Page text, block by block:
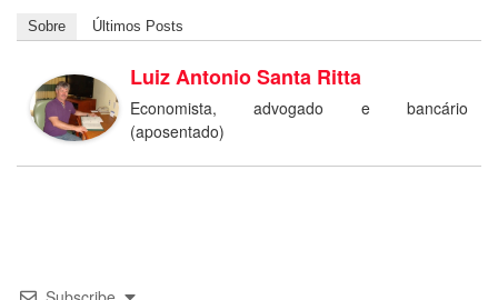
Sobre Últimos Posts
Luiz Antonio Santa Ritta
Economista, advogado e bancário
(aposentado)